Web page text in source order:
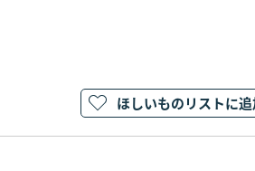
ほしいものリストに追